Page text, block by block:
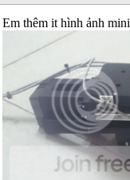
Em thêm it hình ảnh mini